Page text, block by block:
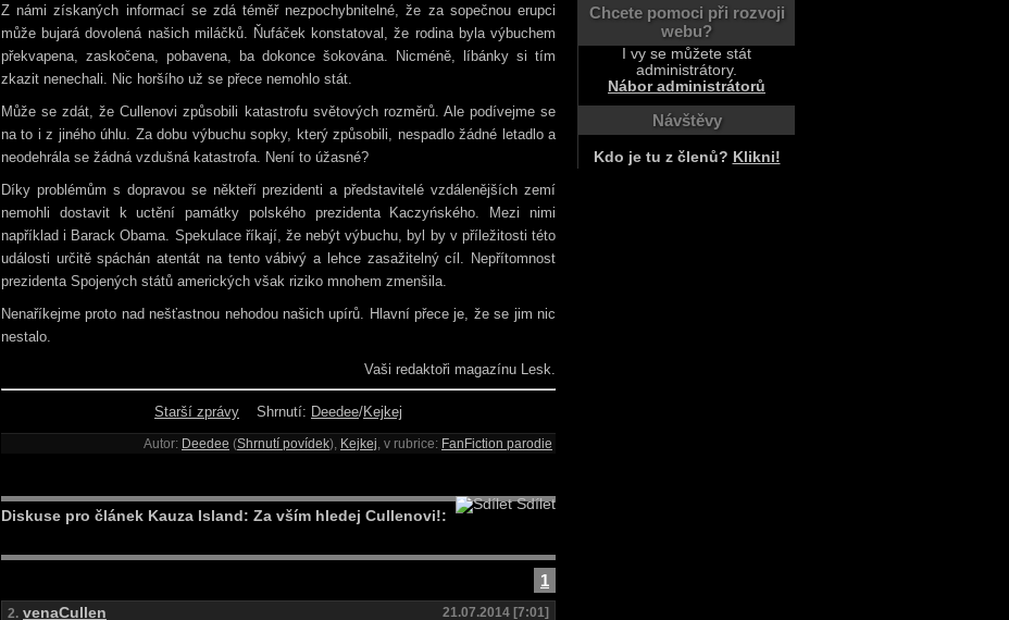
Z námi získaných informací se zdá téměř nezpochybnitelné, že za sopečnou erupci
může bujará dovolená našich miláčků. Ňufáček konstatoval, že rodina byla výbuchem
překvapena, zaskočena, pobavena, ba dokonce šokována. Nicméně, líbánky si tím
zkazit nenechali. Nic horšího už se přece nemohlo stát.
Může se zdát, že Cullenovi způsobili katastrofu světových rozměrů. Ale podívejme se
na to i z jiného úhlu. Za dobu výbuchu sopky, který způsobili, nespadlo žádné letadlo a
neodehrála se žádná vzdušná katastrofa. Není to úžasné?
Díky problémům s dopravou se někteří prezidenti a představitelé vzdálenějších zemí
nemohli dostavit k uctění památky polského prezidenta Kaczyńského. Mezi nimi
například i Barack Obama. Spekulace říkají, že nebýt výbuchu, byl by v příležitosti této
události určitě spáchán atentát na tento vábivý a lehce zasažitelný cíl. Nepřítomnost
prezidenta Spojených států amerických však riziko mnohem zmenšila.
Nenaříkejme proto nad nešťastnou nehodou našich upírů. Hlavní přece je, že se jim nic
nestalo.
Vaši redaktoři magazínu Lesk.
Starší zprávy Shrnutí: Deedee/Kejkej
Autor: Deedee (Shrnutí povídek), Kejkej , v rubrice: FanFiction parodie
Sdílet
Diskuse pro článek Kauza Island: Za vším hledej Cullenovi!:
1
2. venaCullen 21.07.2014 [7:01]
Chcete pomoci při rozvoji
webu?
I vy se můžete stát
administrátory.
Nábor administrátorů
Návštěvy
Kdo je tu z členů? Klikni!